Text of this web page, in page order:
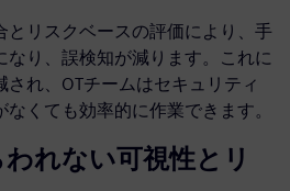
とリスクベースの評価により、手
なり、誤検知が減ります。これに
れ、OTチームはセキュリティ
くても効率的に作業できます。
れない可視性とリ